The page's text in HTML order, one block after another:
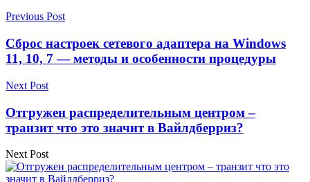
Previous Post
Сброс настроек сетевого адаптера на Windows
11, 10, 7 — методы и особенности процедуры
Next Post
Отгружен распределительным центром –
транзит что это значит в Вайлдберриз?
Next Post